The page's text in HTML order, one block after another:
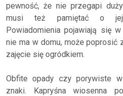
pewność, że nie przegapi
musi też pamiętać o jej
Powiadomienia pojawiają się
nie ma w domu, może poprosić
zajęcie się ogródkiem.
Obfite opady czy porywiste
znaki. Kapryśna wiosenna